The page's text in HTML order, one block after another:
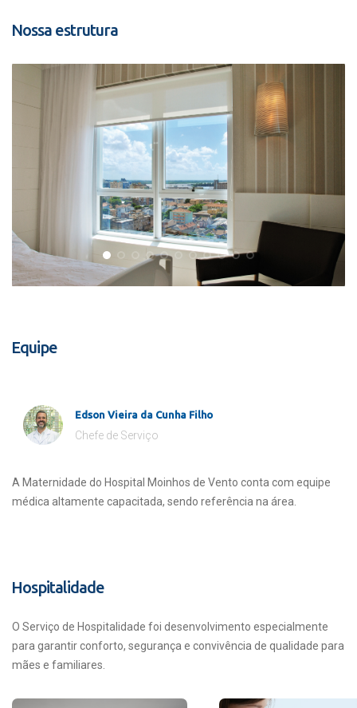
Nossa estrutura
Equipe
Edson Vieira da Cunha Filho
Chefe de Serviço
A Maternidade do Hospital Moinhos de Vento conta com equipe
médica altamente capacitada, sendo referência na área.
Hospitalidade
O Serviço de Hospitalidade foi desenvolvimento especialmente
para garantir conforto, segurança e convivência de qualidade para
mães e familiares.